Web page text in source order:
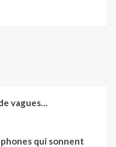
vagues…
qui sonnent